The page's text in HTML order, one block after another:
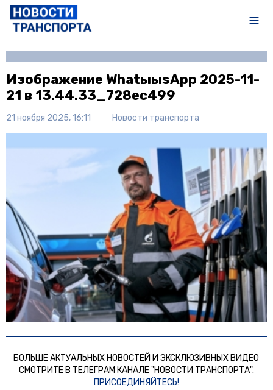
Изображение WhatыыsApp 2025-11-
21 в 13.44.33_728ec499
21 ноября 2025, 16:11 Новости транспорта
БОЛЬШЕ АКТУАЛЬНЫХ НОВОСТЕЙ И ЭКСКЛЮЗИВНЫХ ВИДЕО
СМОТРИТЕ В ТЕЛЕГРАМ КАНАЛЕ "НОВОСТИ ТРАНСПОРТА".
ПРИСОЕДИНЯЙТЕСЬ!